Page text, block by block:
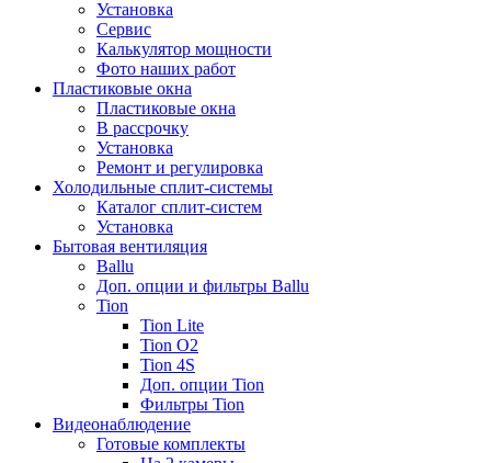
Установка
Сервис
Калькулятор мощности
Фото наших работ
Пластиковые окна
Пластиковые окна
В рассрочку
Установка
Ремонт и регулировка
Холодильные сплит-системы
Каталог сплит-систем
Установка
Бытовая вентиляция
Ballu
Доп. опции и фильтры Ballu
Tion
Tion Lite
Tion O2
Tion 4S
Доп. опции Tion
Фильтры Tion
Видеонаблюдение
Готовые комплекты